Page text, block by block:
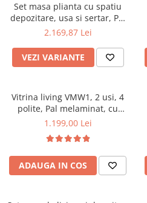
Set masa plianta cu spatiu
depozitare, usa si sertar, Pal
Melaminat, 160x96x80 cm si 6
cu piele ecologica, nuc
2.169,87 Lei
VEZI VARIANTE
Vitrina living VMW1, 2 usi, 4
polite, Pal melaminat, cu
insertii MDF, Nuc
1.199,00 Lei
ADAUGA IN COS